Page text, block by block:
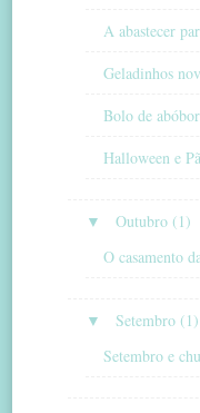
A abastecer
Geladinhos
Bolo de
Halloween e
▼
Outubro (1)
O casamento
▼
Setembro (1)
Setembro e